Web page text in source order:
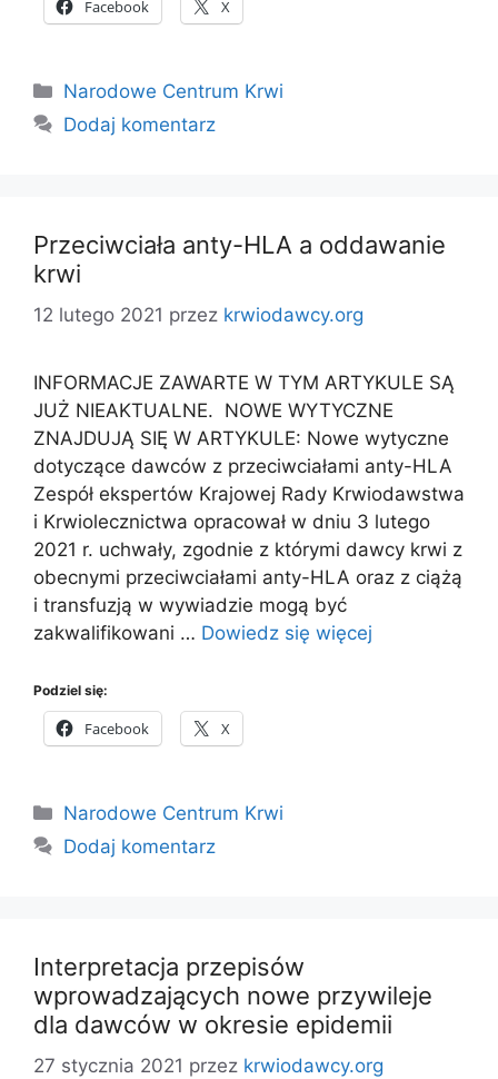
Facebook X
Kategorie
Narodowe Centrum Krwi
Dodaj komentarz
Przeciwciała anty-HLA a oddawanie
krwi
12 lutego 2021 przez krwiodawcy.org
INFORMACJE ZAWARTE W TYM ARTYKULE SĄ
JUŻ NIEAKTUALNE. NOWE WYTYCZNE
ZNAJDUJĄ SIĘ W ARTYKULE: Nowe wytyczne
dotyczące dawców z przeciwciałami anty-HLA
Zespół ekspertów Krajowej Rady Krwiodawstwa
i Krwiolecznictwa opracował w dniu 3 lutego
2021 r. uchwały, zgodnie z którymi dawcy krwi z
obecnymi przeciwciałami anty-HLA oraz z ciążą
i transfuzją w wywiadzie mogą być
zakwalifikowani … Dowiedz się więcej
Podziel się:
Facebook X
Kategorie
Narodowe Centrum Krwi
Dodaj komentarz
Interpretacja przepisów
wprowadzających nowe przywileje
dla dawców w okresie epidemii
27 stycznia 2021 przez krwiodawcy.org